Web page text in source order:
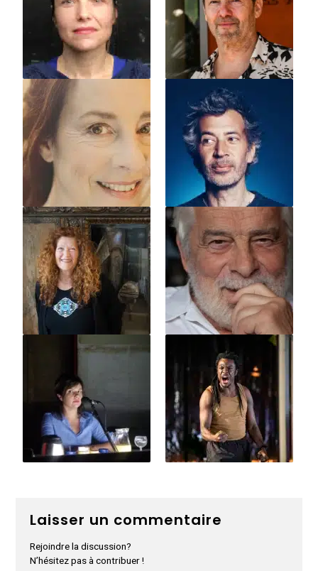
Laisser un commentaire
Rejoindre la discussion?
N’hésitez pas à contribuer !